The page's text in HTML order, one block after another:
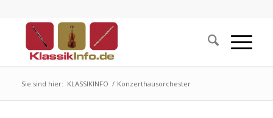
Sie sind hier: KLASSIKINFO / Konzerthausorchester